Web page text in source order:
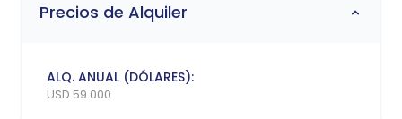
Precios de Alquiler
ALQ. ANUAL (DÓLARES):
USD 59.000